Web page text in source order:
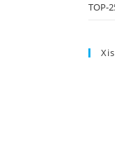
TOP-